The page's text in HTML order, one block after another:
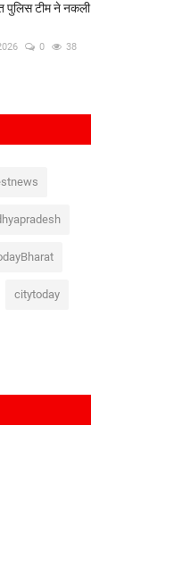
पुलिस टीम ने नकली
0 38
citytoday